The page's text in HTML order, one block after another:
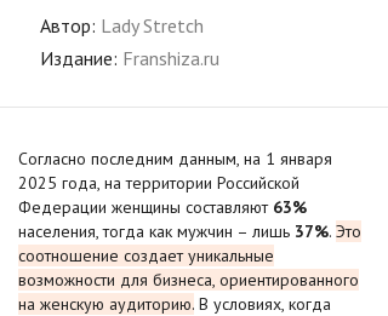
Автор: Lady Stretch
Издание: Franshiza.ru
Согласно последним данным, на 1 января
2025 года, на территории Российской
Федерации женщины составляют 63%
населения, тогда как мужчин – лишь 37%. Это
соотношение создает уникальные
возможности для бизнеса, ориентированного
на женскую аудиторию. В условиях, когда